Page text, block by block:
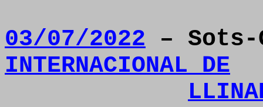
03/07/2022 – Sots-
INTERNACIONAL DE